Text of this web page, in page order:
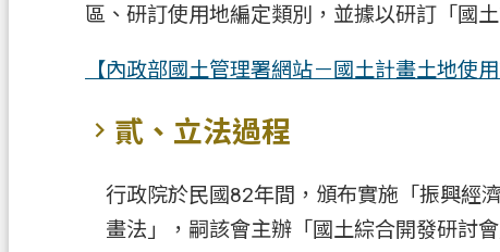
區、研訂使用地編定類別，並據以研訂「國
【內政部國土管理署網站－國土計畫土地使用
貳、立法過程
行政院於民國82年間，頒布實施「振興經
畫法」，嗣該會主辦「國土綜合開發研討